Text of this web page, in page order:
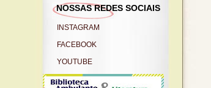
NOSSAS REDES SOCIAIS
INSTAGRAM
FACEBOOK
YOUTUBE